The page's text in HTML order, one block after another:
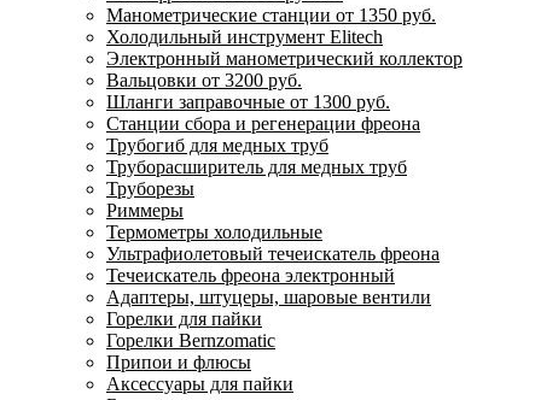
Манометрические станции от 1350 руб.
Холодильный инструмент Elitech
Электронный манометрический коллектор
Вальцовки от 3200 руб.
Шланги заправочные от 1300 руб.
Станции сбора и регенерации фреона
Трубогиб для медных труб
Труборасширитель для медных труб
Труборезы
Риммеры
Термометры холодильные
Ультрафиолетовый течеискатель фреона
Течеискатель фреона электронный
Адаптеры, штуцеры, шаровые вентили
Горелки для пайки
Горелки Bernzomatic
Припои и флюсы
Аксессуары для пайки